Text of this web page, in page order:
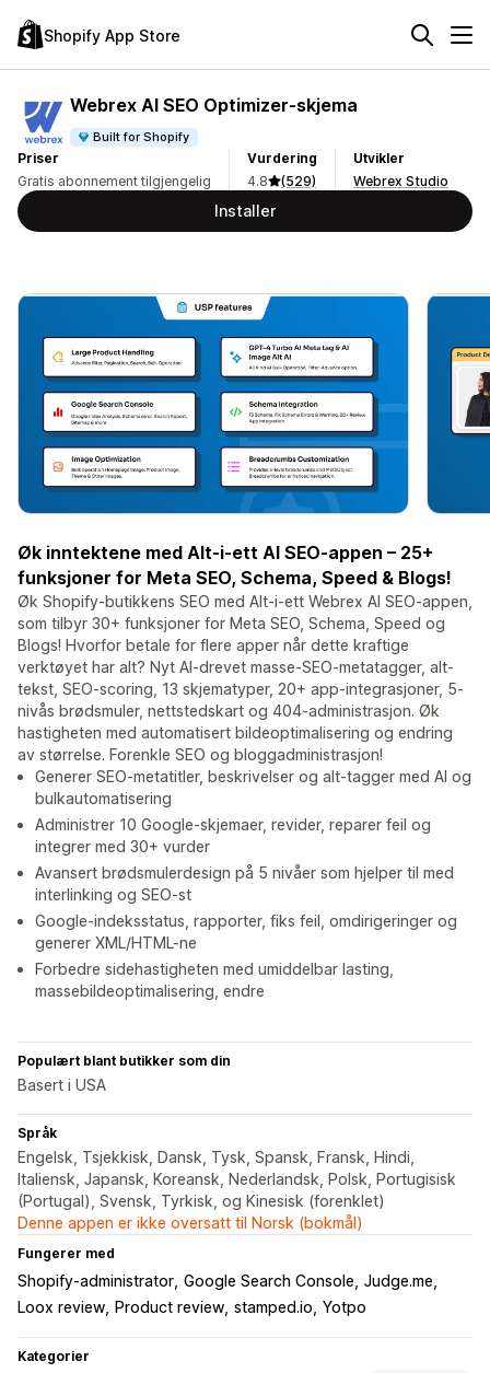
Shopify App Store
Webrex AI SEO Optimizer‑skjema
Built for Shopify
Priser
Gratis abonnement tilgjengelig
Vurdering
4.8
(529)
Utvikler
Webrex Studio
Installer
Øk inntektene med Alt-i-ett AI SEO-appen – 25+
funksjoner for Meta SEO, Schema, Speed ​​& Blogs!
Øk Shopify-butikkens SEO med Alt-i-ett Webrex AI SEO-appen,
som tilbyr 30+ funksjoner for Meta SEO, Schema, Speed ​​og
Blogs! Hvorfor betale for flere apper når dette kraftige
verktøyet har alt? Nyt AI-drevet masse-SEO-metatagger, alt-
tekst, SEO-scoring, 13 skjematyper, 20+ app-integrasjoner, 5-
nivås brødsmuler, nettstedskart og 404-administrasjon. Øk
hastigheten med automatisert bildeoptimalisering og endring
av størrelse. Forenkle SEO og bloggadministrasjon!
Generer SEO-metatitler, beskrivelser og alt-tagger med AI og
bulkautomatisering
Administrer 10 Google-skjemaer, revider, reparer feil og
integrer med 30+ vurder
Avansert brødsmulerdesign på 5 nivåer som hjelper til med
interlinking og SEO-st
Google-indeksstatus, rapporter, fiks feil, omdirigeringer og
generer XML/HTML-ne
Forbedre sidehastigheten med umiddelbar lasting,
massebildeoptimalisering, endre
Populært blant butikker som din
Basert i USA
Språk
Engelsk, Tsjekkisk, Dansk, Tysk, Spansk, Fransk, Hindi,
Italiensk, Japansk, Koreansk, Nederlandsk, Polsk, Portugisisk
(Portugal), Svensk, Tyrkisk, og Kinesisk (forenklet)
Denne appen er ikke oversatt til Norsk (bokmål)
Fungerer med
Shopify-administrator Google Search Console Judge.me
Loox review
Product review stamped.io Yotpo
Kategorier